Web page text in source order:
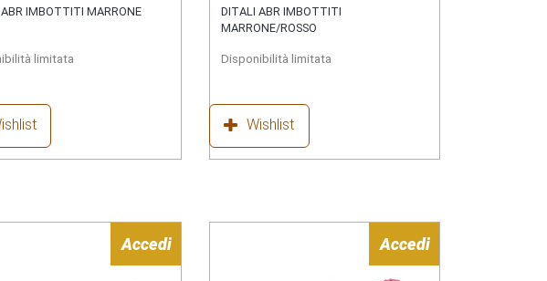
IMBOTTITI MARRONE
limitata
DITALI ABR IMBOTTITI
MARRONE/ROSSO
Disponibilità limitata
Wishlist
Accedi Accedi